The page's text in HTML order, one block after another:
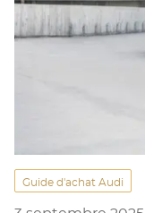
Guide d'achat Audi